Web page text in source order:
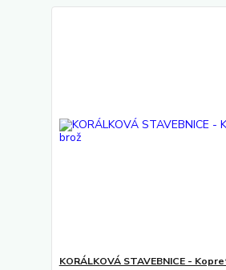
KORÁLKOVÁ STAVEBNICE -